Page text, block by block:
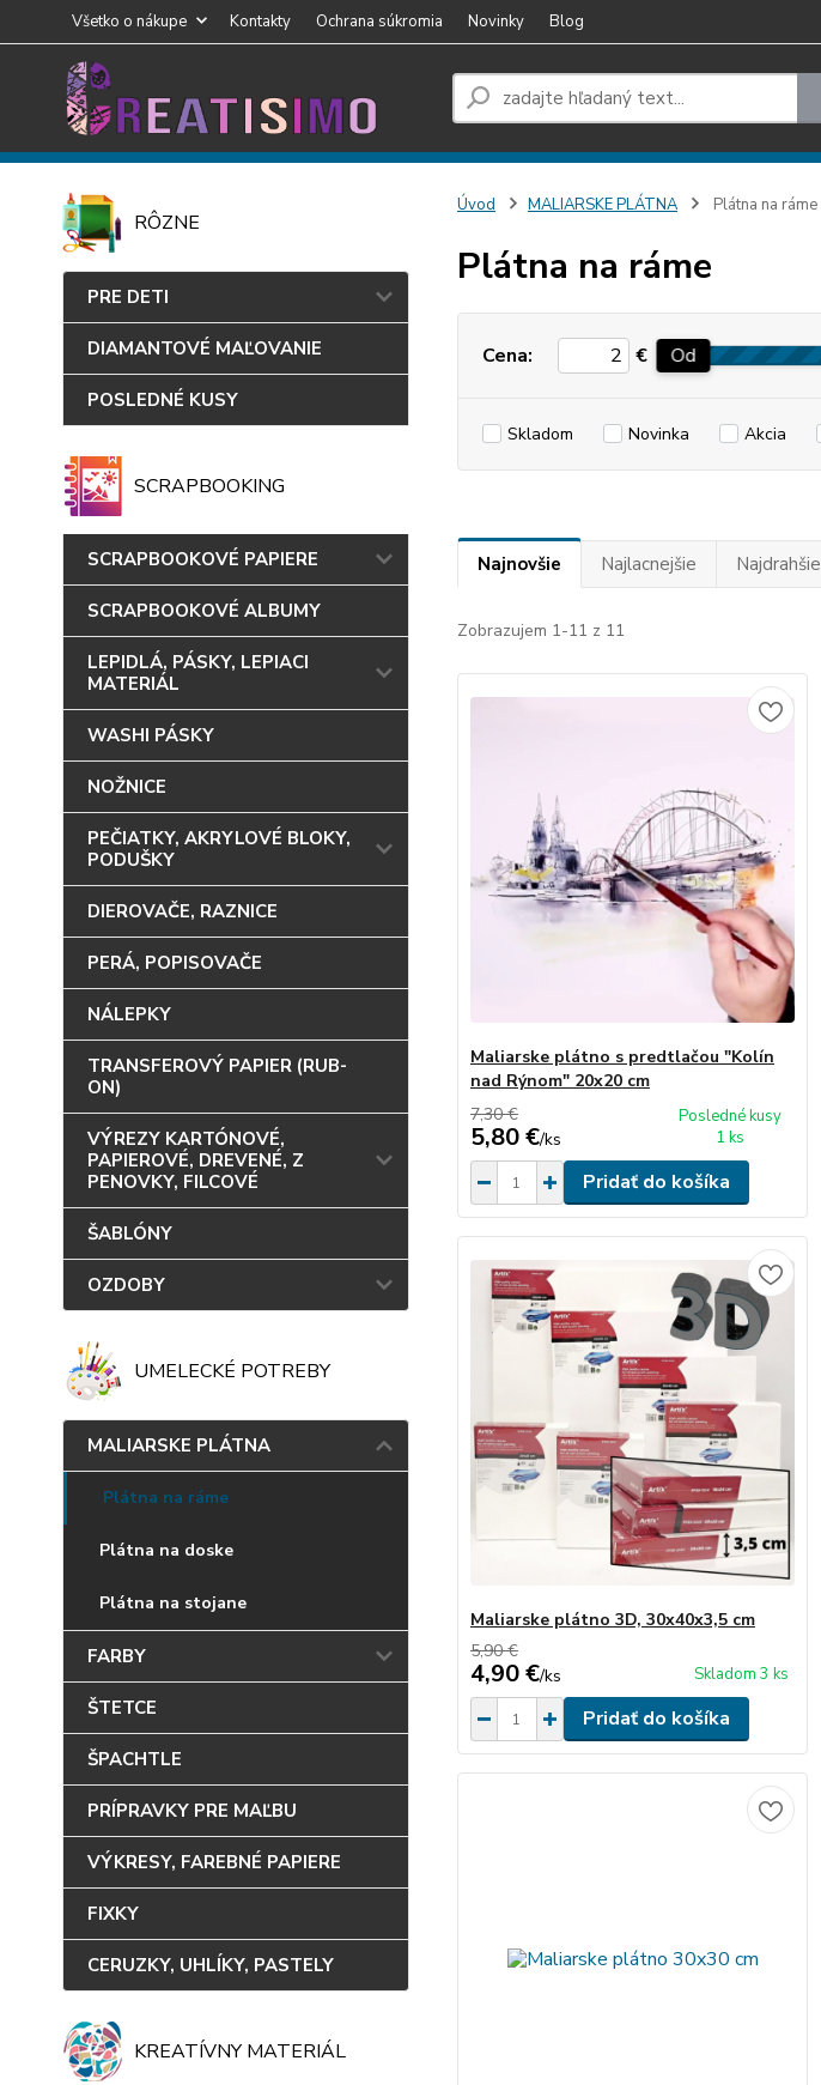
Všetko o nákupe Kontakty Ochrana súkromia Novinky Blog
RÔZNE
PRE DETI
DIAMANTOVÉ MAĽOVANIE
POSLEDNÉ KUSY
SCRAPBOOKING
SCRAPBOOKOVÉ PAPIERE
SCRAPBOOKOVÉ ALBUMY
LEPIDLÁ, PÁSKY, LEPIACI
MATERIÁL
WASHI PÁSKY
NOŽNICE
PEČIATKY, AKRYLOVÉ BLOKY,
PODUŠKY
DIEROVAČE, RAZNICE
PERÁ, POPISOVAČE
NÁLEPKY
TRANSFEROVÝ PAPIER (RUB-
ON)
VÝREZY KARTÓNOVÉ,
PAPIEROVÉ, DREVENÉ, Z
PENOVKY, FILCOVÉ
ŠABLÓNY
OZDOBY
UMELECKÉ POTREBY
MALIARSKE PLÁTNA
Plátna na ráme
Plátna na doske
Plátna na stojane
FARBY
ŠTETCE
ŠPACHTLE
PRÍPRAVKY PRE MAĽBU
VÝKRESY, FAREBNÉ PAPIERE
FIXKY
CERUZKY, UHLÍKY, PASTELY
KREATÍVNY MATERIÁL
Úvod MALIARSKE PLÁTNA Plátna na ráme
Plátna na ráme
Cena: € Od
Skladom Novinka Akcia
Najnovšie Najlacnejšie Najdrahšie
Zobrazujem 1-11 z 11
Maliarske plátno s predtlačou "Kolín
nad Rýnom" 20x20 cm
7,30 €
5,80 €/ks
Posledné kusy
1 ks
Pridať do košíka
Maliarske plátno 3D, 30x40x3,5 cm
5,90 €
4,90 €/ks Skladom 3 ks
Pridať do košíka